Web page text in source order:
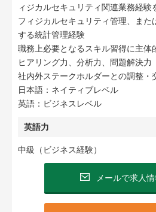
ィジカルセキュリティ関連業務経験
フィジカルセキュリティ管理、また
する統計管理経験
職務上必要となるスキル習得に主体
ヒアリング力、分析力、問題解決力
社内外ステークホルダーとの調整・
日本語：ネイティブレベル
英語：ビジネスレベル
英語力
中級（ビジネス経験）
メールで求人